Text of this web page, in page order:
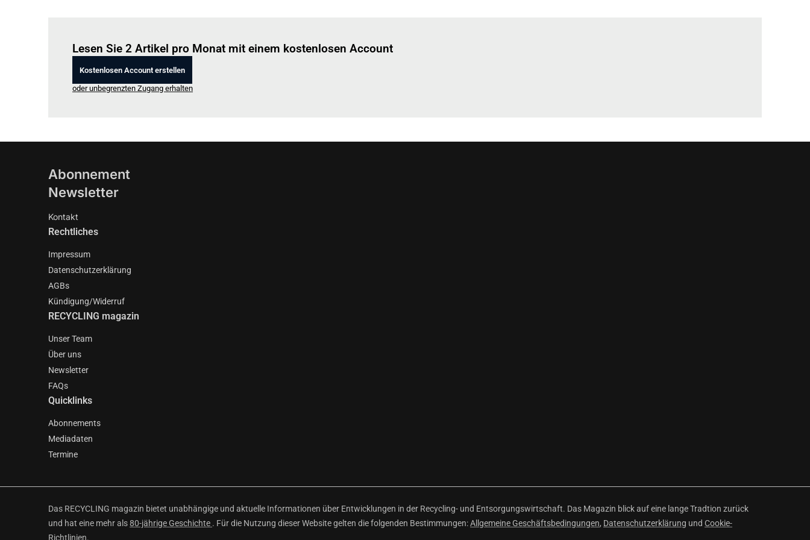
Lesen Sie 2 Artikel pro Monat mit einem kostenlosen Account
Kostenlosen Account erstellen
oder unbegrenzten Zugang erhalten
Abonnement
Newsletter
Kontakt
Rechtliches
Impressum
Datenschutzerklärung
AGBs
Kündigung/Widerruf
RECYCLING magazin
Unser Team
Über uns
Newsletter
FAQs
Quicklinks
Abonnements
Mediadaten
Termine
Das RECYCLING magazin bietet unabhängige und aktuelle Informationen über Entwicklungen in der Recycling- und Entsorgungswirtschaft. Das Magazin blick auf eine lange Tradtion zurück
und hat eine mehr als80-jährige Geschichte . Für die Nutzung dieser Website gelten die folgenden Bestimmungen:Allgemeine Geschäftsbedingungen, Datenschutzerklärung und Cookie-
Richtlinien.